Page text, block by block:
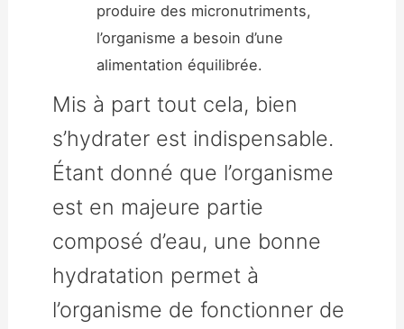
produire des micronutriments,
l’organisme a besoin d’une
alimentation équilibrée.
Mis à part tout cela, bien
s’hydrater est indispensable.
Étant donné que l’organisme
est en majeure partie
composé d’eau, une bonne
hydratation permet à
l’organisme de fonctionner de